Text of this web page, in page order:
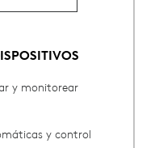
y monitorear
y control